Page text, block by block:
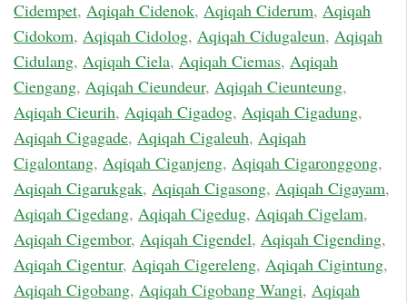
Cidempet, Aqiqah Cidenok, Aqiqah Ciderum, Aqiqah
Cidokom, Aqiqah Cidolog, Aqiqah Cidugaleun, Aqiqah
Cidulang, Aqiqah Ciela, Aqiqah Ciemas, Aqiqah
Ciengang, Aqiqah Cieundeur, Aqiqah Cieunteung,
Aqiqah Cieurih, Aqiqah Cigadog, Aqiqah Cigadung,
Aqiqah Cigagade, Aqiqah Cigaleuh, Aqiqah
Cigalontang, Aqiqah Ciganjeng, Aqiqah Cigaronggong,
Aqiqah Cigarukgak, Aqiqah Cigasong, Aqiqah Cigayam,
Aqiqah Cigedang, Aqiqah Cigedug, Aqiqah Cigelam,
Aqiqah Cigembor, Aqiqah Cigendel, Aqiqah Cigending,
Aqiqah Cigentur, Aqiqah Cigereleng, Aqiqah Cigintung,
Aqiqah Cigobang, Aqiqah Cigobang Wangi, Aqiqah